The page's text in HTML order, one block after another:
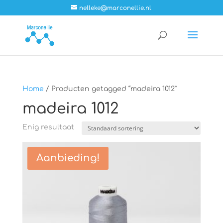
nelleke@marconellie.nl
Home / Producten getagged “madeira 1012”
madeira 1012
Enig resultaat
Aanbieding!